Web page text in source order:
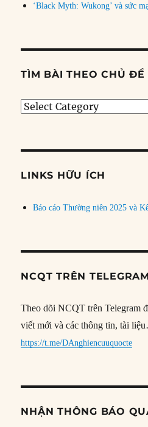
‘Black Myth: Wukong’ và sức
TÌM BÀI THEO CHỦ ĐỀ
Tìm
đề
LINKS HỮU ÍCH
Báo cáo Thường niên 2025 và
NCQT TRÊN TELEGRAM
Theo dõi NCQT trên Telegram
viết mới và các thông tin, tài
https://t.me/DAnghiencuuquocte
NHẬN THÔNG BÁO